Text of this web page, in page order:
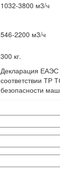
1032-3800 м3/ч
546-2200 м3/ч
300 кг.
Декларация ЕАЭС
соответствии ТР
безопасности